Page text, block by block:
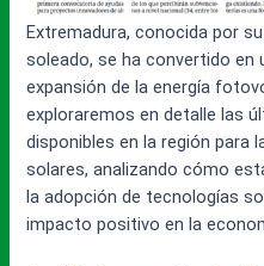
Extremadura, conocida por
soleado, se ha convertido en
expansión de la energía
exploraremos en detalle las
disponibles en la región para
solares, analizando cómo
la adopción de tecnologías
impacto positivo en la